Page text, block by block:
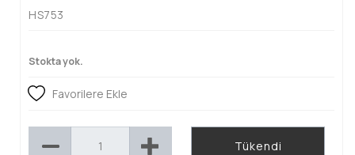
HS753
Stokta yok.
Favorilere Ekle
Tükendi